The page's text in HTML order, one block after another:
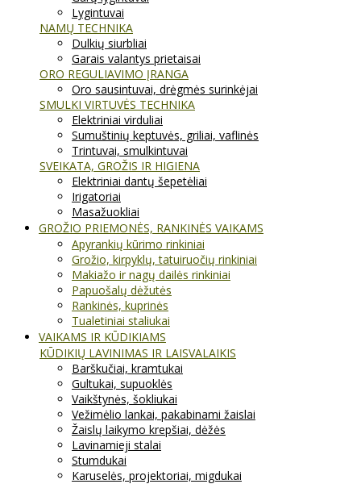
Lygintuvai
NAMŲ TECHNIKA
Dulkių siurbliai
Garais valantys prietaisai
ORO REGULIAVIMO ĮRANGA
Oro sausintuvai, drėgmės surinkėjai
SMULKI VIRTUVĖS TECHNIKA
Elektriniai virduliai
Sumuštinių keptuvės, griliai, vaflinės
Trintuvai, smulkintuvai
SVEIKATA, GROŽIS IR HIGIENA
Elektriniai dantų šepetėliai
Irigatoriai
Masažuokliai
GROŽIO PRIEMONĖS, RANKINĖS VAIKAMS
Apyrankių kūrimo rinkiniai
Grožio, kirpyklų, tatuiruočių rinkiniai
Makiažo ir nagų dailės rinkiniai
Papuošalų dėžutės
Rankinės, kuprinės
Tualetiniai staliukai
VAIKAMS IR KŪDIKIAMS
KŪDIKIŲ LAVINIMAS IR LAISVALAIKIS
Barškučiai, kramtukai
Gultukai, supuoklės
Vaikštynės, šokliukai
Vežimėlio lankai, pakabinami žaislai
Žaislų laikymo krepšiai, dėžės
Lavinamieji stalai
Stumdukai
Karuselės, projektoriai, migdukai